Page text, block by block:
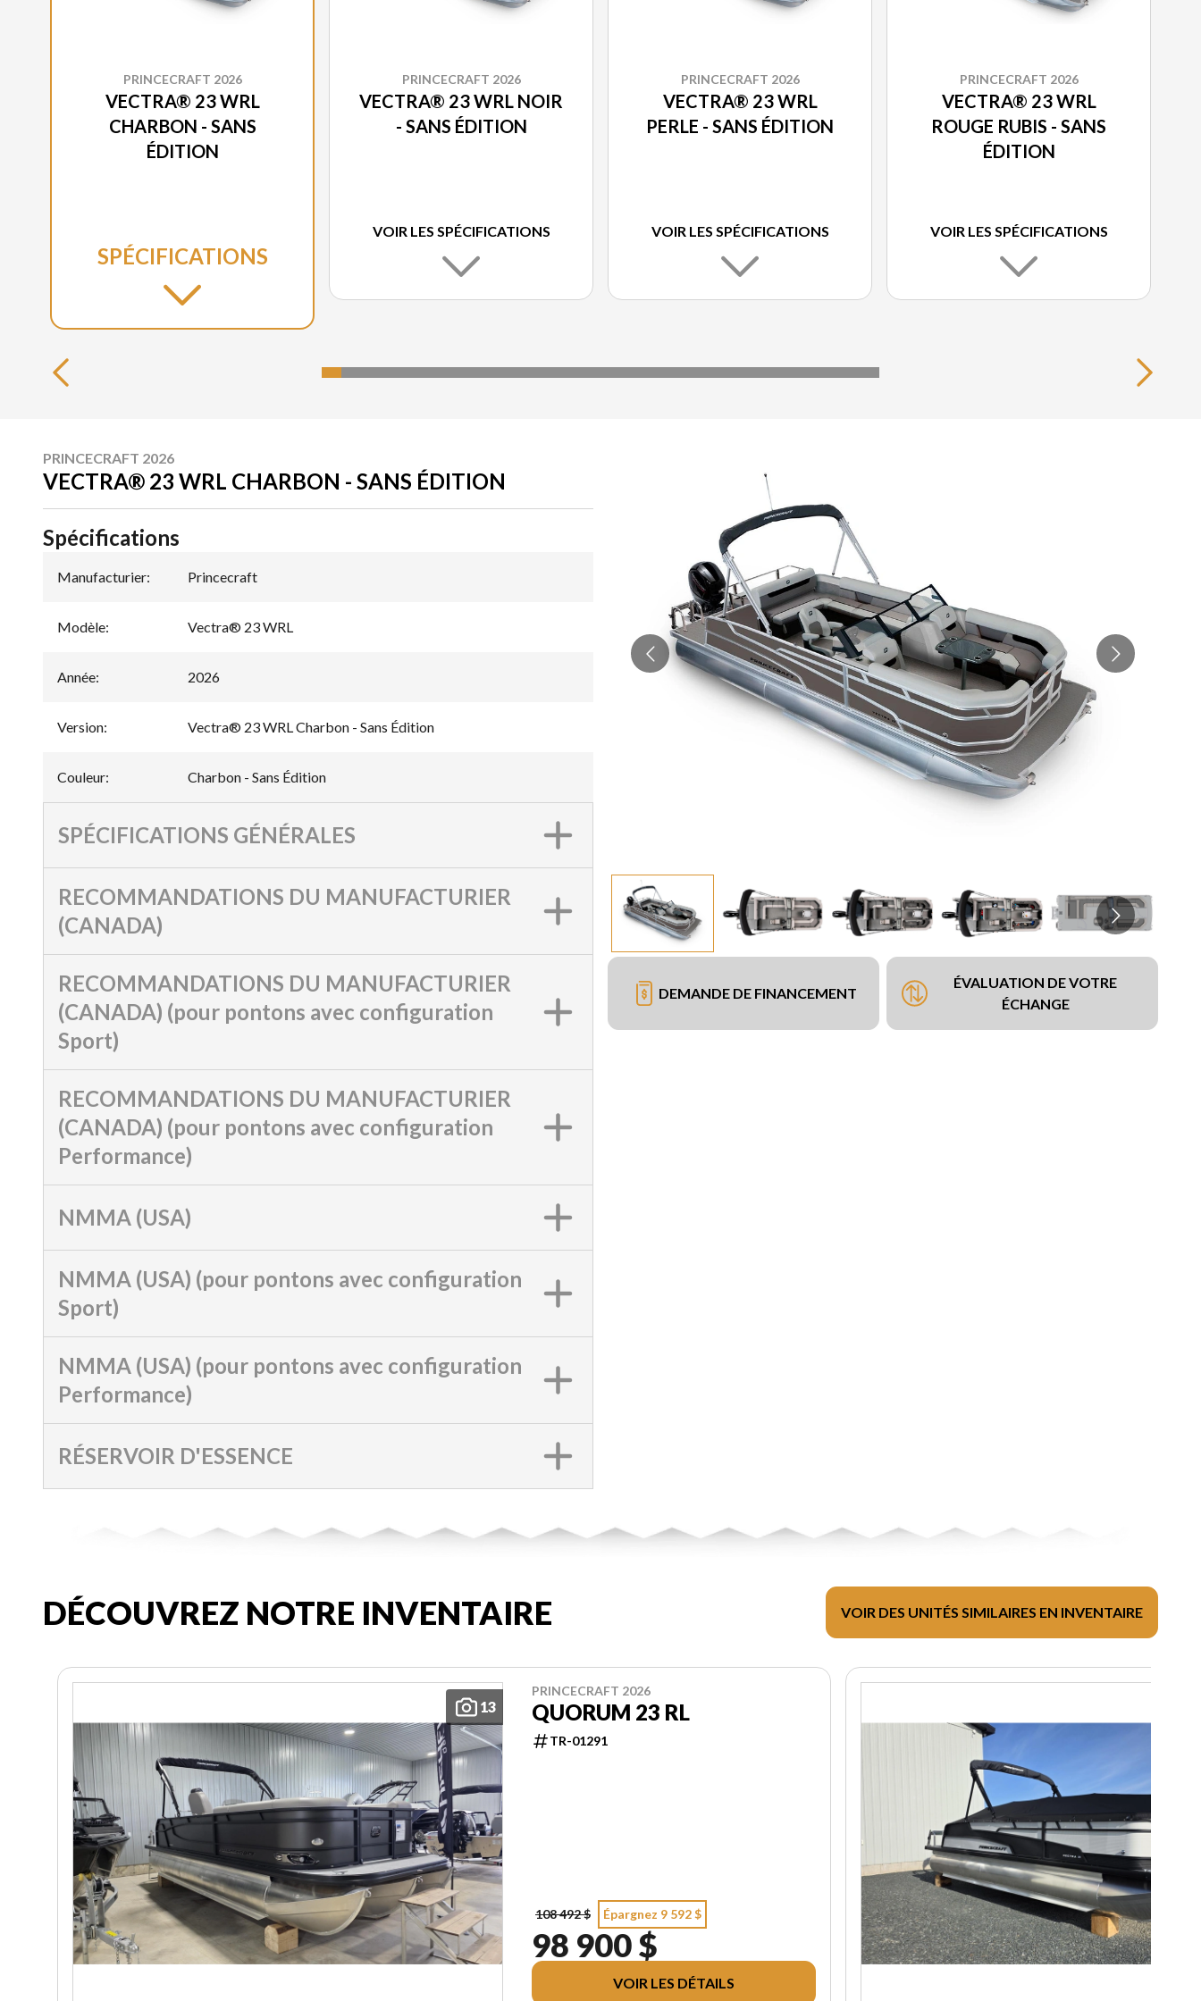
PRINCECRAFT 2026
VECTRA® 23 WRL
CHARBON - SANS
ÉDITION
SPÉCIFICATIONS
PRINCECRAFT 2026
VECTRA® 23 WRL NOIR
- SANS ÉDITION
VOIR LES SPÉCIFICATIONS
PRINCECRAFT 2026
VECTRA® 23 WRL
PERLE - SANS ÉDITION
VOIR LES SPÉCIFICATIONS
PRINCECRAFT 2026
VECTRA® 23 WRL
ROUGE RUBIS - SANS
ÉDITION
VOIR LES SPÉCIFICATIONS
PRINCECRAFT 2026
VECTRA® 23 WRL CHARBON - SANS ÉDITION
DEMANDE DE FINANCEMENT
ÉVALUATION DE VOTRE
ÉCHANGE
Spécifications
Manufacturier: Princecraft
Modèle: Vectra® 23 WRL
Année: 2026
Version: Vectra® 23 WRL Charbon - Sans Édition
Couleur: Charbon - Sans Édition
SPÉCIFICATIONS GÉNÉRALES
RECOMMANDATIONS DU MANUFACTURIER
(CANADA)
RECOMMANDATIONS DU MANUFACTURIER
(CANADA) (pour pontons avec configuration
Sport)
RECOMMANDATIONS DU MANUFACTURIER
(CANADA) (pour pontons avec configuration
Performance)
NMMA (USA)
NMMA (USA) (pour pontons avec configuration
Sport)
NMMA (USA) (pour pontons avec configuration
Performance)
RÉSERVOIR D'ESSENCE
DÉCOUVREZ NOTRE INVENTAIRE VOIR DES UNITÉS SIMILAIRES EN INVENTAIRE
13
PRINCECRAFT 2026
QUORUM 23 RL
TR-01291
108 492 $ Épargnez 9 592 $
98 900 $
VOIR LES DÉTAILS